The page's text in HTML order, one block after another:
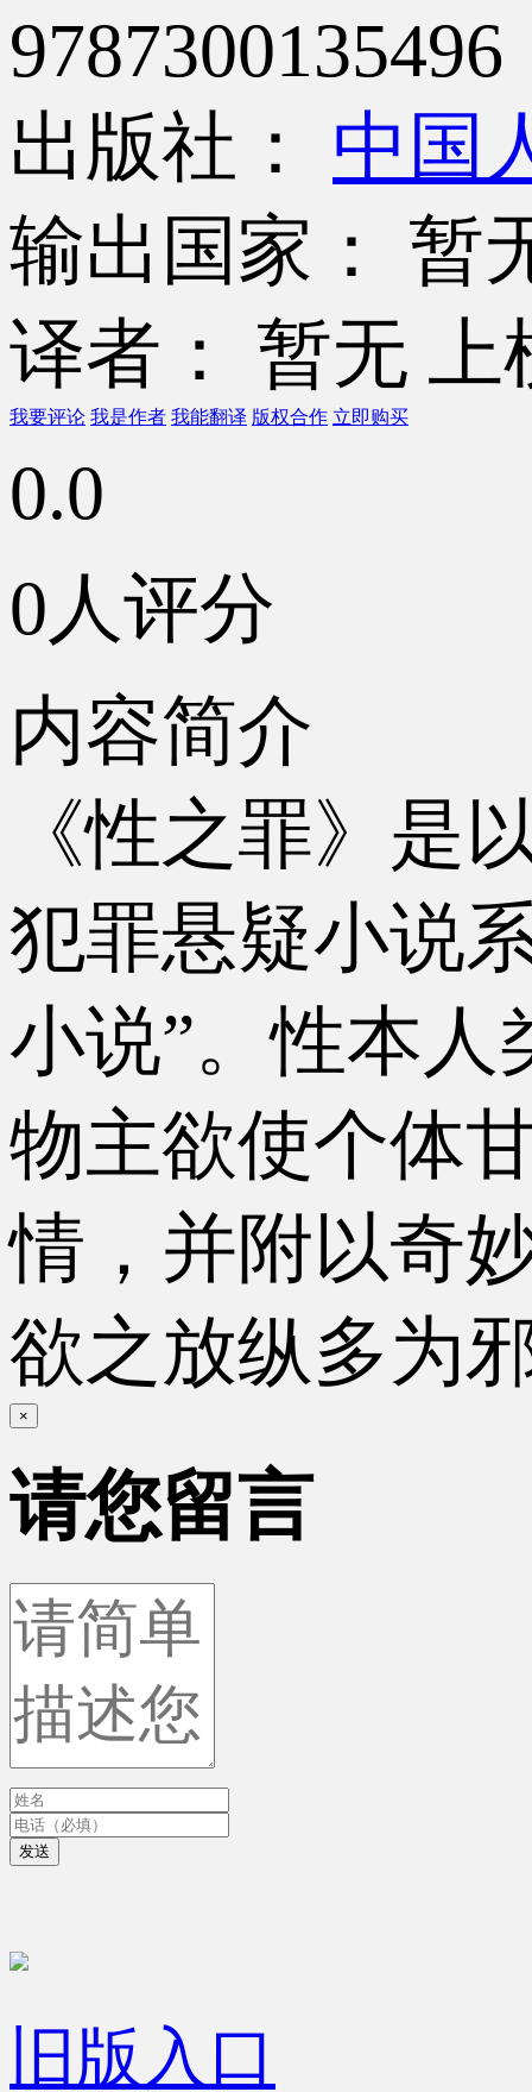
9787300135496
出版社： 中国
输出国家： 暂
译者： 暂无 上
我要评论 我是作者 我能翻译 版权合作 立即购买
0.0
0人评分
内容简介
《性之罪》是
犯罪悬疑小说
小说”。性本
物主欲使个体
情，并附以奇
欲之放纵多为
×
请您留言
发送
旧版入口